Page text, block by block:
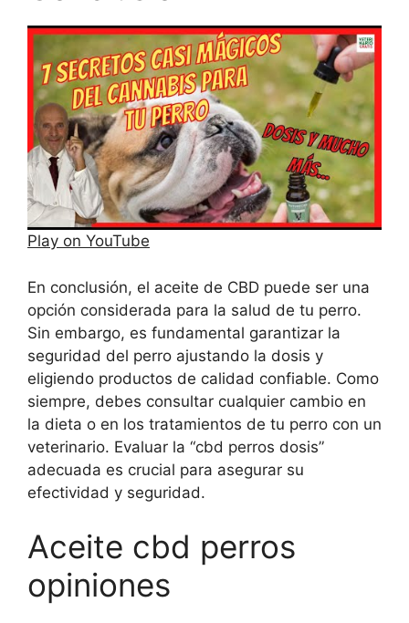
Play on YouTube
En conclusión, el aceite de CBD puede ser una
opción considerada para la salud de tu perro.
Sin embargo, es fundamental garantizar la
seguridad del perro ajustando la dosis y
eligiendo productos de calidad confiable. Como
siempre, debes consultar cualquier cambio en
la dieta o en los tratamientos de tu perro con un
veterinario. Evaluar la “cbd perros dosis”
adecuada es crucial para asegurar su
efectividad y seguridad.
Aceite cbd perros
opiniones